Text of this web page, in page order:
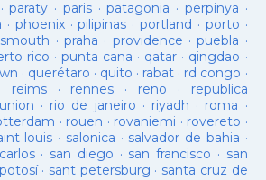
·paraty · paris·patagonia · perpinya ·
· phoenix·pilipinas ·portland · porto ·
·praha · providence ·puebla ·
rico ·punta cana · qatar · qingdao ·
· querétaro · quito · rabat · rd congo ·
reims· rennes · reno · republica
· rio de janeiro · riyadh · roma ·
· rouen · rovaniemi · rovereto ·
louis · salonica · salvador de bahia ·
· san diego · san francisco · san
· sant petersburg · santa cruz de